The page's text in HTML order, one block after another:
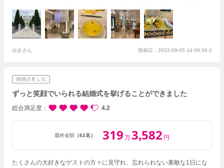
ゆきさん 投稿日：2022-09-05 14:09:36.0
ずっと笑顔でいられる結婚式を挙げることができました
総合満足度 4.2
最終金額 （62名） 319 万3,582 円
たくさんの大好きなゲストの方々に見守れ、忘れられない素敵な1日にな